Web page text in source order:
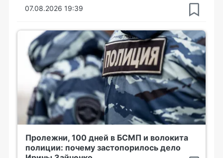
07.08.2026 19:39
Пролежни, 100 дней в БСМП и волокита
полиции: почему застопорилось дело